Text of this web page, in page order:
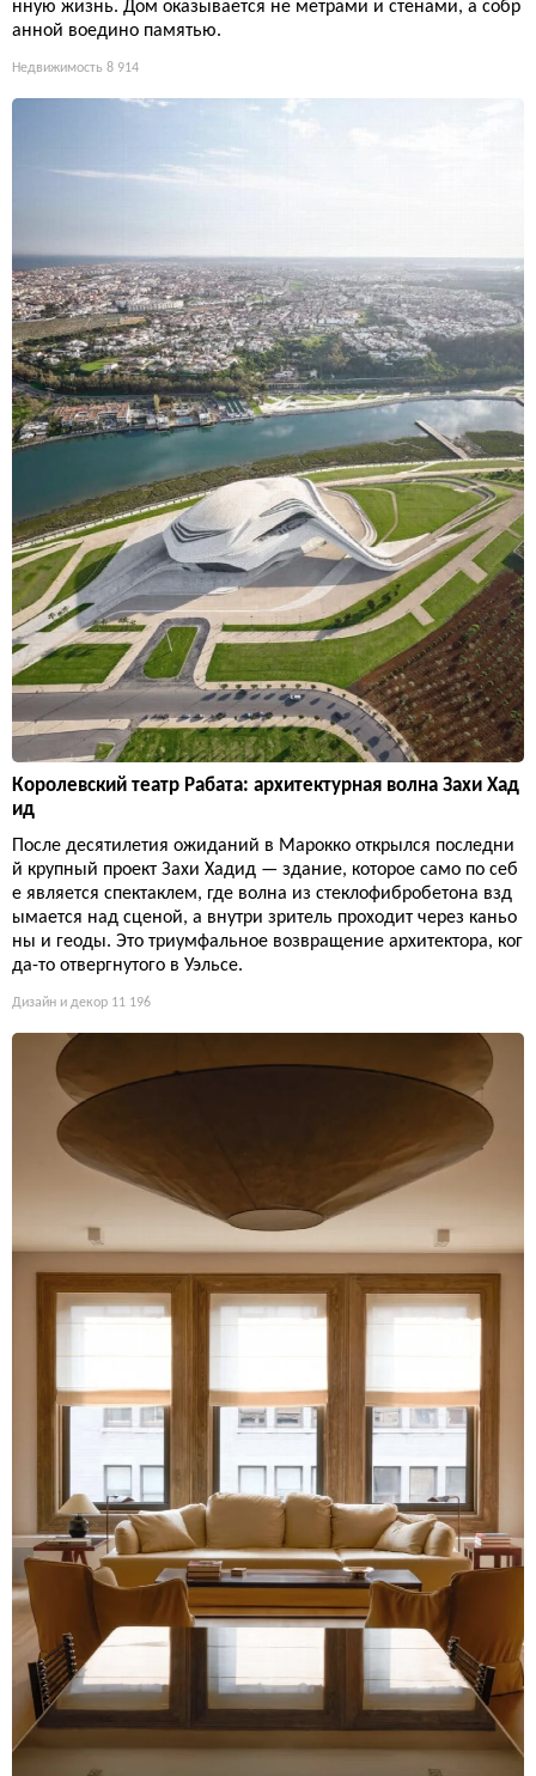
нную жизнь. Дом оказывается не метрами и стенами, а собр
анной воедино памятью.
Недвижимость 8 914
Королевский театр Рабата: архитектурная волна Захи Хад
ид
После десятилетия ожиданий в Марокко открылся последни
й крупный проект Захи Хадид — здание, которое само по себ
е является спектаклем, где волна из стеклофибробетона взд
ымается над сценой, а внутри зритель проходит через каньо
ны и геоды. Это триумфальное возвращение архитектора, ког
да-то отвергнутого в Уэльсе.
Дизайн и декор 11 196